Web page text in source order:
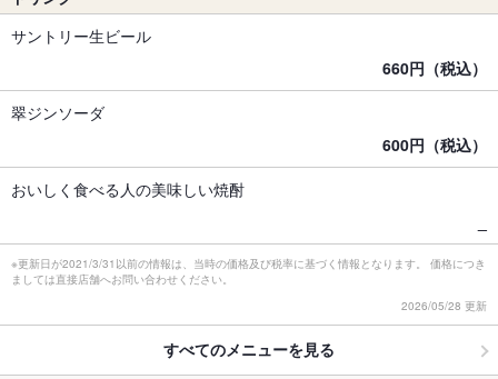
サントリー生ビール
660円（税込）
翠ジンソーダ
600円（税込）
おいしく食べる人の美味しい焼酎
※更新日が2021/3/31以前の情報は、当時の価格及び税率に基づく情報となります。 価格につき
ましては直接店舗へお問い合わせください。
2026/05/28 更新
すべてのメニューを見る